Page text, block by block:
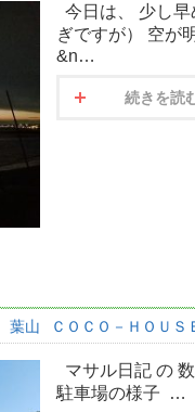
今日は、 少し
ぎですが） 空が
&n…
続きを読
葉山 ＣＯＣＯ－ＨＯＵＳ
マサル日記 の
駐車場の様子 …